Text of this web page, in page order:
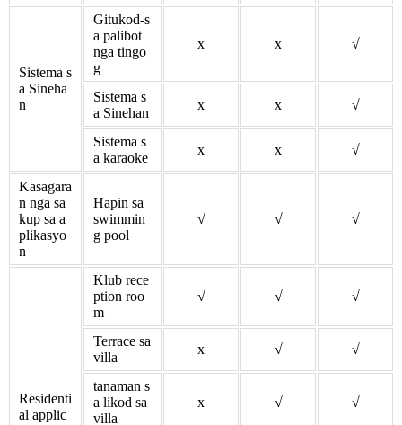
Sistema s
a Sineha
n
Gitukod-s
a palibot
nga tingo
g
x x √
Sistema s
a Sinehan
x x √
Sistema s
a karaoke
x x √
Kasagara
n nga sa
kup sa a
plikasyo
n
Hapin sa
swimmin
g pool
√ √ √
Residenti
al applic
Klub rece
ption roo
m
√ √ √
Terrace sa
villa
x √ √
tanaman s
a likod sa
villa
x √ √